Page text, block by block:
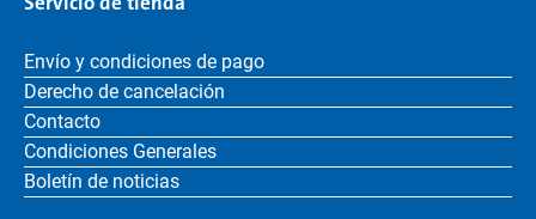
Envío y condiciones de pago
Derecho de cancelación
Contacto
Condiciones Generales
Boletín de noticias